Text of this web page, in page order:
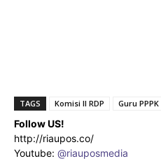
TAGS Komisi II RDP Guru PPPK
Follow US!
http://riaupos.co/
Youtube: @riauposmedia